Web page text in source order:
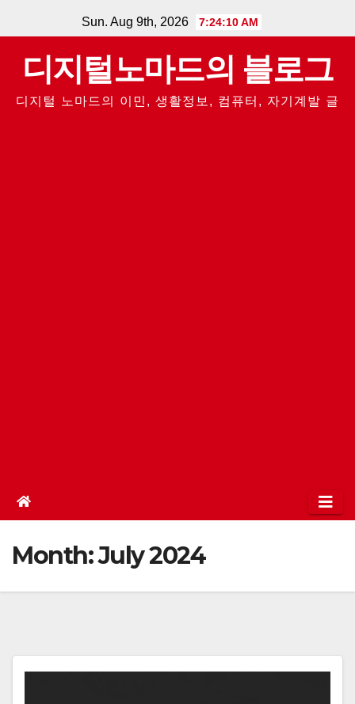
to
content
Sun. Aug 9th, 2026 7:24:11 AM
디지털노마드의 블로그
디지털 노마드의 이민, 생활정보, 컴퓨터, 자기계발 글
Month:July 2024